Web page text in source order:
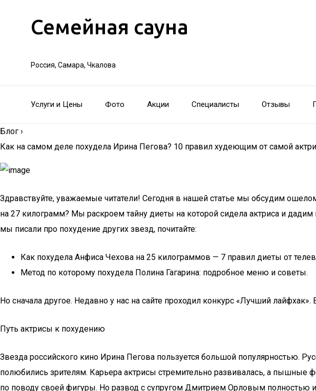
Семейная сауна
Россия, Самара, Чкалова
Услуги и Цены Фото Акции Специалисты Отзывы
Блог ›
Как на самом деле похудела Ирина Пегова? 10 правил худеющим от самой
Здравствуйте, уважаемые читатели! Сегодня в нашей статье мы обсудим
на 27 килограмм? Мы раскроем тайну диеты на которой сидела актриса и
мы писали про похудение других звезд, почитайте:
Как похудела Анфиса Чехова на 25 килограммов — 7 правил диеты от
Метод по которому похудела Полина Гагарина: подробное меню и советы.
Но сначала другое. Недавно у нас на сайте проходил конкурс «Лучший
Путь актрисы к похудению
Звезда российского кино Ирина Пегова пользуется большой популярностью.
полюбились зрителям. Карьера актрисы стремительно развивалась, а
по поводу своей фигуры. Но развод с супругом Дмитрием Орловым полностью